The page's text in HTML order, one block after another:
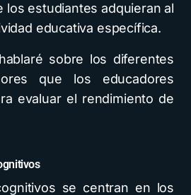
los estudiantes adquieran al
educativa específica.
sobre los diferentes
que los educadores
evaluar el rendimiento de
se centran en los